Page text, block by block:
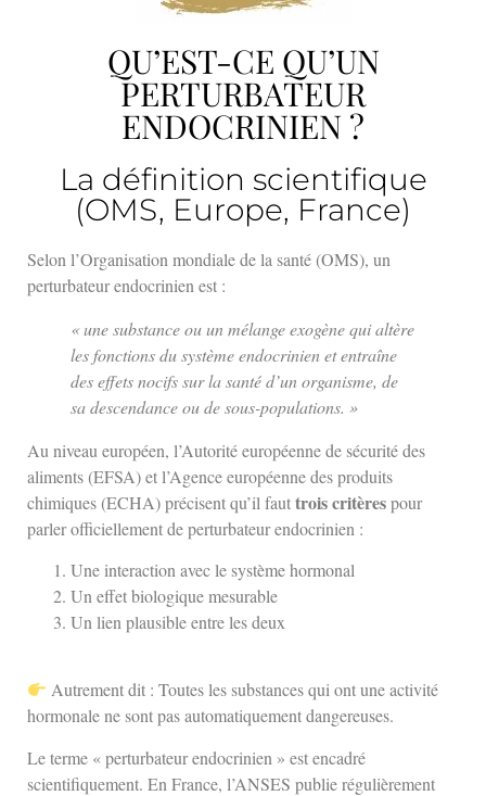
QU’EST-CE QU’UN
PERTURBATEUR
ENDOCRINIEN ?
La définition scientifique
(OMS, Europe, France)
Selon l’Organisation mondiale de la santé (OMS), un
perturbateur endocrinien est :
« une substance ou un mélange exogène qui altère
les fonctions du système endocrinien et entraîne
des effets nocifs sur la santé d’un organisme, de
sa descendance ou de sous-populations. »
Au niveau européen, l’Autorité européenne de sécurité des
aliments (EFSA) et l’Agence européenne des produits
chimiques (ECHA) précisent qu’il fauttrois critèrespour
parler officiellement de perturbateur endocrinien :
Une interaction avec le système hormonal
Un effet biologique mesurable
Un lien plausible entre les deux
Autrement dit : Toutes les substances qui ont une activité
hormonale ne sont pas automatiquement dangereuses.
Le terme « perturbateur endocrinien » est encadré
scientifiquement. En France, l’ANSES publie régulièrement